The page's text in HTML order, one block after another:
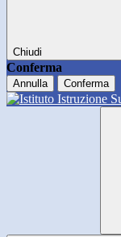
Chiudi
Conferma
Annulla Conferma